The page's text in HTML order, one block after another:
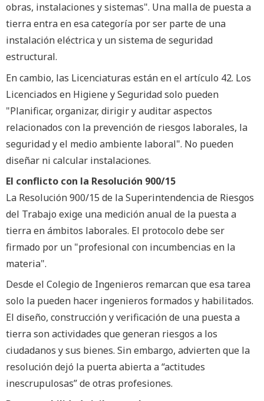
obras, instalaciones y sistemas". Una malla de puesta a
tierra entra en esa categoría por ser parte de una
instalación eléctrica y un sistema de seguridad
estructural.
En cambio, las Licenciaturas están en el artículo 42. Los
Licenciados en Higiene y Seguridad solo pueden
"Planificar, organizar, dirigir y auditar aspectos
relacionados con la prevención de riesgos laborales, la
seguridad y el medio ambiente laboral". No pueden
diseñar ni calcular instalaciones.
El conflicto con la Resolución 900/15
La Resolución 900/15 de la Superintendencia de Riesgos
del Trabajo exige una medición anual de la puesta a
tierra en ámbitos laborales. El protocolo debe ser
firmado por un "profesional con incumbencias en la
materia".
Desde el Colegio de Ingenieros remarcan que esa tarea
solo la pueden hacer ingenieros formados y habilitados.
El diseño, construcción y verificación de una puesta a
tierra son actividades que generan riesgos a los
ciudadanos y sus bienes. Sin embargo, advierten que la
resolución dejó la puerta abierta a “actitudes
inescrupulosas” de otras profesiones.